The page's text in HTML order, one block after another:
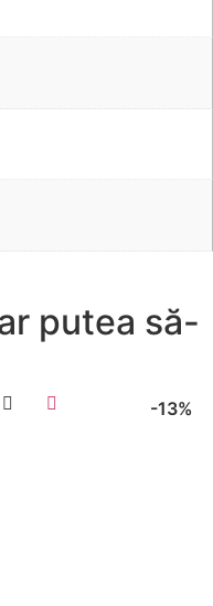
putea să-
-13%